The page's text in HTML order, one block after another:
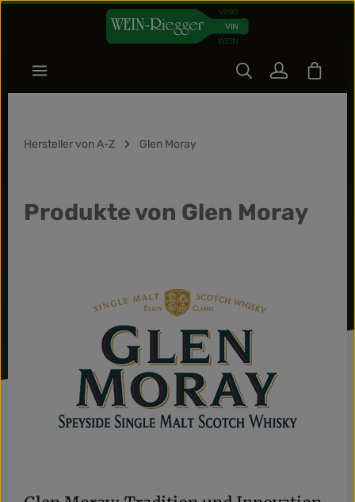
Zum Hauptinhalt springen
Hersteller von A-Z Glen Moray
Produkte von Glen Moray